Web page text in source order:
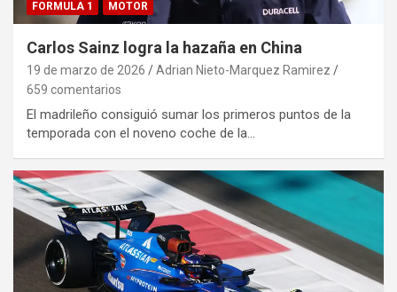
FORMULA 1 MOTOR
Carlos Sainz logra la hazaña en China
19 de marzo de 2026
Adrian Nieto-Marquez Ramirez
659 comentarios
El madrileño consiguió sumar los primeros puntos de la
temporada con el noveno coche de la…